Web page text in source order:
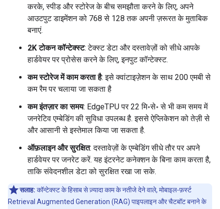
करके, स्पीड और स्टोरेज के बीच समझौता करने के लिए, अपने
आउटपुट डाइमेंशन को 768 से 128 तक अपनी ज़रूरत के मुताबिक
बनाएं.
2K टोकन कॉन्टेक्स्ट: टेक्स्ट डेटा और दस्तावेज़ों को सीधे आपके
हार्डवेयर पर प्रोसेस करने के लिए, इनपुट कॉन्टेक्स्ट.
कम स्टोरेज में काम करता है: इसे क्वांटाइज़ेशन के साथ 200 एमबी से
कम रैम पर चलाया जा सकता है
कम इंतज़ार का समय: EdgeTPU पर 22 मि॰से॰ से भी कम समय में
जनरेटिव एम्बेडिंग की सुविधा उपलब्ध है. इससे ऐप्लिकेशन को तेज़ी से
और आसानी से इस्तेमाल किया जा सकता है.
ऑफ़लाइन और सुरक्षित: दस्तावेज़ों के एम्बेडिंग सीधे तौर पर अपने
हार्डवेयर पर जनरेट करें. यह इंटरनेट कनेक्शन के बिना काम करता है,
ताकि संवेदनशील डेटा को सुरक्षित रखा जा सके.
सलाह: कॉन्टेक्स्ट के हिसाब से ज़्यादा काम के नतीजे देने वाले, मोबाइल-फ़र्स्ट
Retrieval Augmented Generation (RAG) पाइपलाइन और चैटबॉट बनाने के